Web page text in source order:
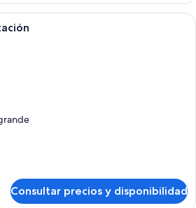
Habitación de hotel con comedor,
Consultar precios y disponibilidad